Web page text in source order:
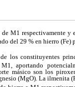
de M1 respectivamente
del 29 % en hierro (Fe)
los constituyentes
aportando
másico son los
(MgO). La ilmenita